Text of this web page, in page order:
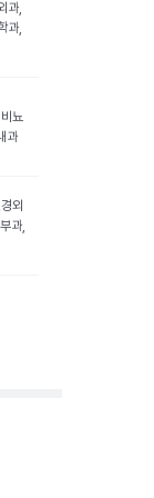
과,
과,
뇨
과
외
과,